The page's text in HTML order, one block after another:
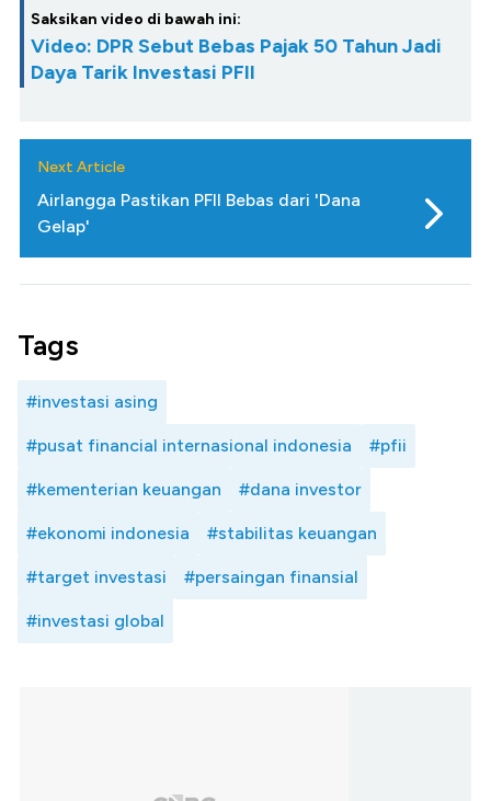
Saksikan video di bawah ini:
Video: DPR Sebut Bebas Pajak 50 Tahun Jadi
Daya Tarik Investasi PFII
Next Article
Airlangga Pastikan PFII Bebas dari 'Dana
Gelap'
Tags
#investasi asing
#pusat financial internasional indonesia #pfii
#kementerian keuangan #dana investor
#ekonomi indonesia #stabilitas keuangan
#target investasi #persaingan finansial
#investasi global